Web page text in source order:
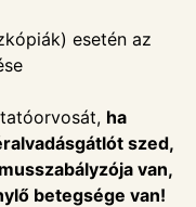
esetén az
ha
szed,
van,
betegsége van!